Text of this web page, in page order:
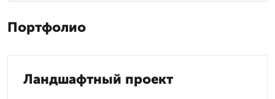
Портфолио
Ландшафтный проект